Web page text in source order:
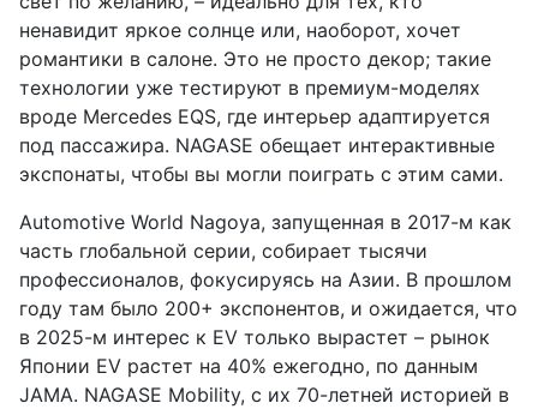
ненавидит яркое солнце или, наоборот, хочет
романтики в салоне. Это не просто декор; такие
технологии уже тестируют в премиум-моделях
вроде Mercedes EQS, где интерьер адаптируется
под пассажира. NAGASE обещает интерактивные
экспонаты, чтобы вы могли поиграть с этим сами.
Automotive World Nagoya, запущенная в 2017-м как
часть глобальной серии, собирает тысячи
профессионалов, фокусируясь на Азии. В прошлом
году там было 200+ экспонентов, и ожидается, что
в 2025-м интерес к EV только вырастет – рынок
Японии EV растет на 40% ежегодно, по данным
JAMA. NAGASE Mobility, с их 70-летней историей в